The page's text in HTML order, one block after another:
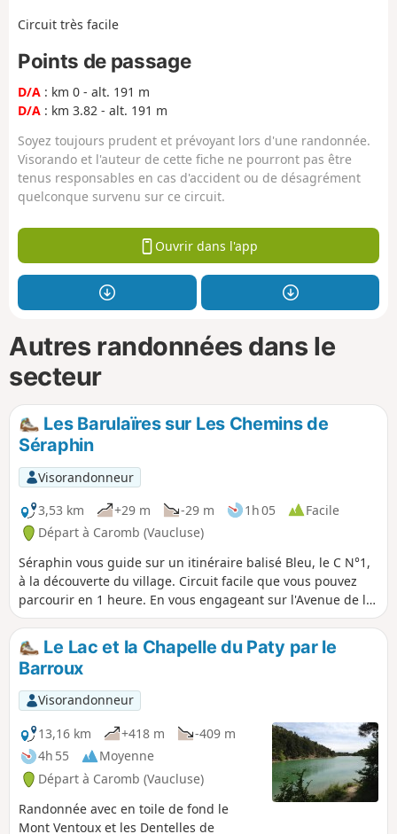
Circuit très facile
Points de passage
D/A : km 0 - alt. 191 m
D/A : km 3.82 - alt. 191 m
Soyez toujours prudent et prévoyant lors d'une randonnée.
Visorando et l'auteur de cette fiche ne pourront pas être
tenus responsables en cas d'accident ou de désagrément
quelconque survenu sur ce circuit.
Ouvrir dans l'app
Autres randonnées dans le
secteur
Les Barulaïres sur Les Chemins de
Séraphin
Visorandonneur
3,53 km
+29 m -29 m 1h 05
Facile
Départ à Caromb (Vaucluse)
Séraphin vous guide sur un itinéraire balisé Bleu, le C N°1,
à la découverte du village. Circuit facile que vous pouvez
parcourir en 1 heure. En vous engageant sur l'Avenue de la
Baisse, aux feux tricolores, jetez un coup d'oeil à la rosace
de l'église Saint Maurice. Plus loin, faites attention en
traversant la Malagrone... Il fut un temps où elle sortait de
son lit. Actuellement le cours d'eau est hélas à sec.
Le Lac et la Chapelle du Paty par le
Barroux
Visorandonneur
13,16 km
+418 m
-409 m
4h 55
Moyenne
Départ à Caromb (Vaucluse)
Randonnée avec en toile de fond le
Mont Ventoux et les Dentelles de